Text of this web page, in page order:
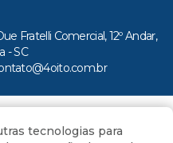
Fratelli Comercial, 12º Andar,
- SC
ao Portal 4oito
tecnologias para